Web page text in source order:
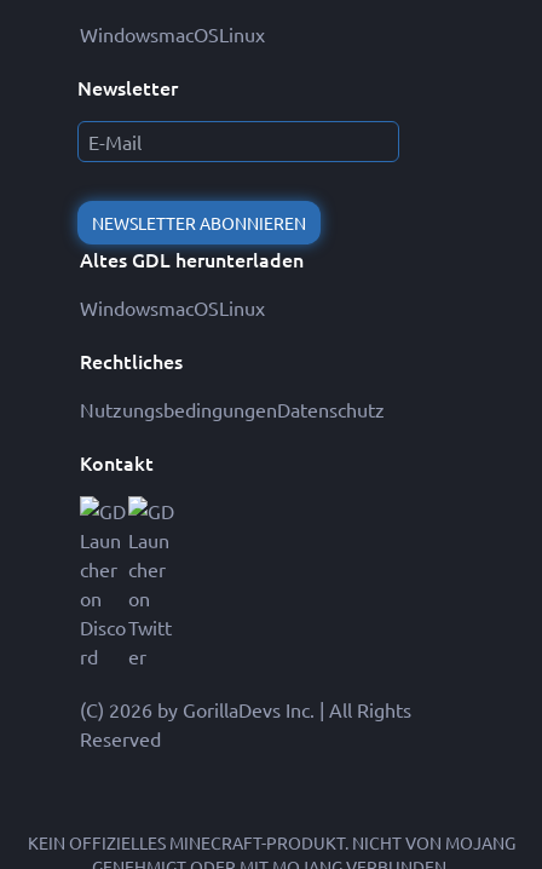
WindowsmacOSLinux
Newsletter
NEWSLETTER ABONNIEREN
Altes GDL herunterladen
WindowsmacOSLinux
Rechtliches
NutzungsbedingungenDatenschutz
Kontakt
(C) 2026 by GorillaDevs Inc. | All Rights
Reserved
KEIN OFFIZIELLES MINECRAFT-PRODUKT. NICHT VON MOJANG